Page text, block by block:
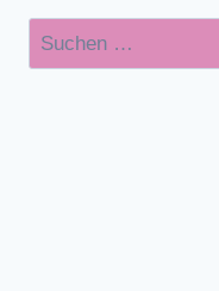
Suchen
nach: